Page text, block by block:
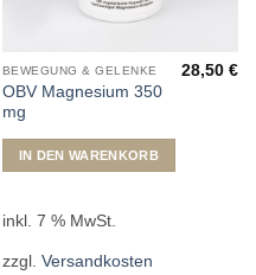
BEWEGUNG & GELENKE
OBV Magnesium 350
mg
28,50€
IN DEN WARENKORB
inkl. 7 % MwSt.
zzgl. Versandkosten